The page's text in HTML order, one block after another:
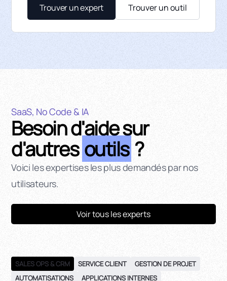
Trouver un expert Trouver un outil
SaaS, No Code & IA
Besoin d'aide sur
d'autresoutils ?
Voici les expertises les plus demandés par nos
utilisateurs.
Voir tous les experts
SALES OPS & CRM SERVICE CLIENT
GESTION DE PROJET
AUTOMATISATIONS
APPLICATIONS INTERNES